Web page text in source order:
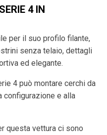
4 IN
per il suo profilo filante,
senza telaio, dettagli
ed elegante.
4 può montare cerchi da
configurazione e alla
questa vettura ci sono